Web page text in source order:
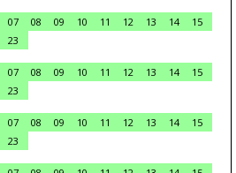
07 08 09 10 11 12 13 14
15
23
07 08 09 10 11 12 13 14
15
23
07 08 09 10 11 12 13 14
15
23